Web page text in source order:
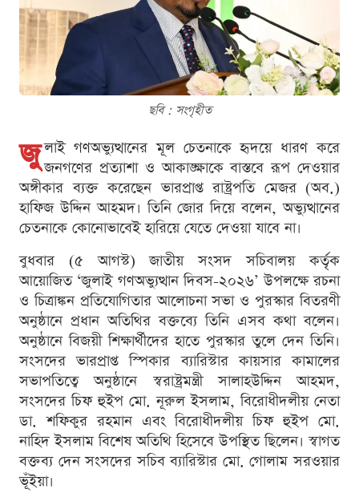
ছবি : সংগৃহীত
জু লাই গণঅভ্যুত্থানের মূল চেতনাকে হৃদয়ে ধারণ করে
জনগণের প্রত্যাশা ও আকাঙ্ক্ষাকে বাস্তবে রূপ দেওয়ার
অঙ্গীকার ব্যক্ত করেছেন ভারপ্রাপ্ত রাষ্ট্রপতি মেজর (অব.)
হাফিজ উদ্দিন আহমদ। তিনি জোর দিয়ে বলেন, অভ্যুত্থানের
চেতনাকে কোনোভাবেই হারিয়ে যেতে দেওয়া যাবে না।
বুধবার (৫ আগস্ট) জাতীয় সংসদ সচিবালয় কর্তৃক
আয়োজিত ‘জুলাই গণঅভ্যুত্থান দিবস-২০২৬’ উপলক্ষে রচনা
ও চিত্রাঙ্কন প্রতিযোগিতার আলোচনা সভা ও পুরস্কার বিতরণী
অনুষ্ঠানে প্রধান অতিথির বক্তব্যে তিনি এসব কথা বলেন।
অনুষ্ঠানে বিজয়ী শিক্ষার্থীদের হাতে পুরস্কার তুলে দেন তিনি।
সংসদের ভারপ্রাপ্ত স্পিকার ব্যারিস্টার কায়সার কামালের
সভাপতিত্বে অনুষ্ঠানে স্বরাষ্ট্রমন্ত্রী সালাহউদ্দিন আহমদ,
সংসদের চিফ হুইপ মো. নূরুল ইসলাম, বিরোধীদলীয় নেতা
ডা. শফিকুর রহমান এবং বিরোধীদলীয় চিফ হুইপ মো.
নাহিদ ইসলাম বিশেষ অতিথি হিসেবে উপস্থিত ছিলেন। স্বাগত
বক্তব্য দেন সংসদের সচিব ব্যারিস্টার মো. গোলাম সরওয়ার
ভূঁইয়া।